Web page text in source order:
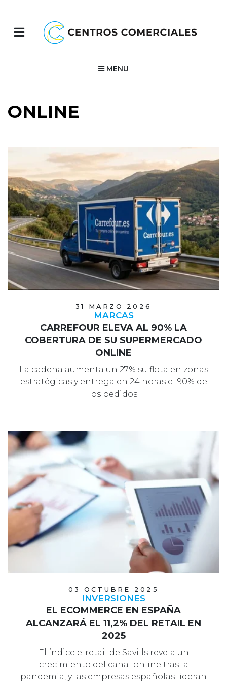
MENU
ONLINE
31 MARZO 2026
MARCAS
CARREFOUR ELEVA AL 90% LA
COBERTURA DE SU SUPERMERCADO
ONLINE
La cadena aumenta un 27% su flota en zonas
estratégicas y entrega en 24 horas el 90% de
los pedidos.
03 OCTUBRE 2025
INVERSIONES
EL ECOMMERCE EN ESPAÑA
ALCANZARÁ EL 11,2% DEL RETAIL EN
2025
El índice e-retail de Savills revela un
crecimiento del canal online tras la
pandemia, y las empresas españolas lideran